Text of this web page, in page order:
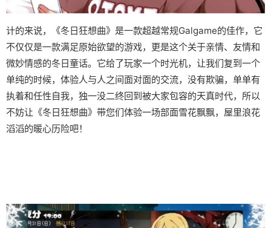
计的来说，《冬日狂想曲》是一款​​超越常规Galgame的佳作​​，它
不仅仅是一款满足原始欲望的游戏，更是这个关于亲情、友情和
微妙情感的冬日童话。它给了玩家一个时光机，让我们复到一个
单纯的时候，体验人与人之间面对面的交流，没有欺骗，单单有
执着和任性自我，独一没二终回到被大家包容的天真时代，所以
不妨让《冬日狂想曲》带您们体验一场​​部面雪花飘飘，屋里浪花
滔滔​​的暖心历险吧！